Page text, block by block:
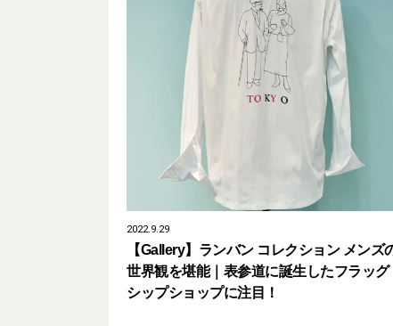
2022.9.29
【Gallery】ランバン コレクション メンズ
世界観を堪能｜表参道に誕生したフラッグ
シップショップに注目！